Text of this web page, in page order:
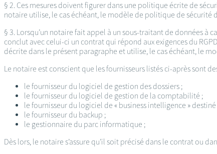
§ 2. Ces mesures doivent figurer dans une politique écrite de
notaire utilise, le cas échéant, le modèle de politique de sécurité
§ 3. Lorsqu’un notaire fait appel à un sous-traitant de données à
conclut avec celui-ci un contrat qui répond aux exigences du
décrite dans le présent paragraphe et utilise, le cas échéant, le
Le notaire est conscient que les fournisseurs listés ci-après sont
le fournisseur du logiciel de gestion des dossiers ;
le fournisseur du logiciel de gestion de la comptabilité ;
le fournisseur du logiciel de « business intelligence »
le fournisseur du backup ;
le gestionnaire du parc informatique ;
Dès lors, le notaire s’assure qu’il soit précisé dans le contrat ou